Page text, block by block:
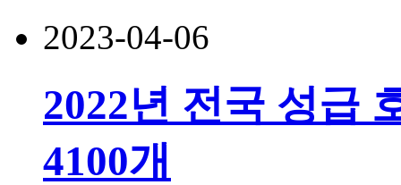
2023-04-06
2022년 전국 성급
4100개